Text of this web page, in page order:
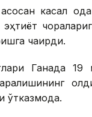
касал
чақирди.
Ганада 19